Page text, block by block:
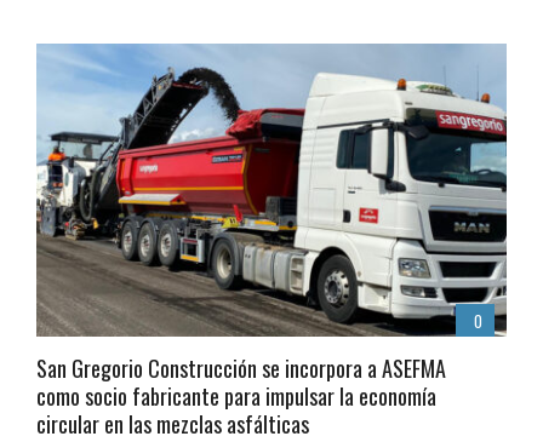
0
San Gregorio Construcción se incorpora a ASEFMA
como socio fabricante para impulsar la economía
circular en las mezclas asfálticas